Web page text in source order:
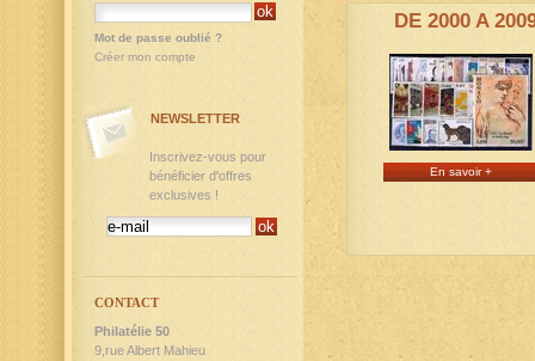
DE 2000 A
En savoir +
Mot de passe oublié ?
Créer mon compte
NEWSLETTER
Inscrivez-vous pour
bénéficier d'offres
exclusives !
CONTACT
Philatélie 50
9,rue Albert Mahieu